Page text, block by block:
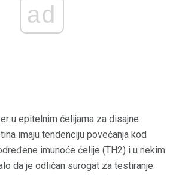
ad
u epitelnim ćelijama za disajne
imaju tendenciju povećanja kod
imunoće ćelije (TH2) i u nekim
da je odličan surogat za testiranje